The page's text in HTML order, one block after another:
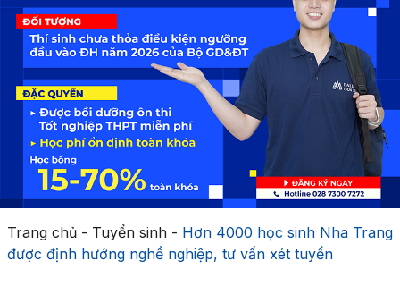
Trang chủ- Tuyển sinh- Hơn 4000 học sinh Nha Trang
được định hướng nghề nghiệp, tư vấn xét tuyển